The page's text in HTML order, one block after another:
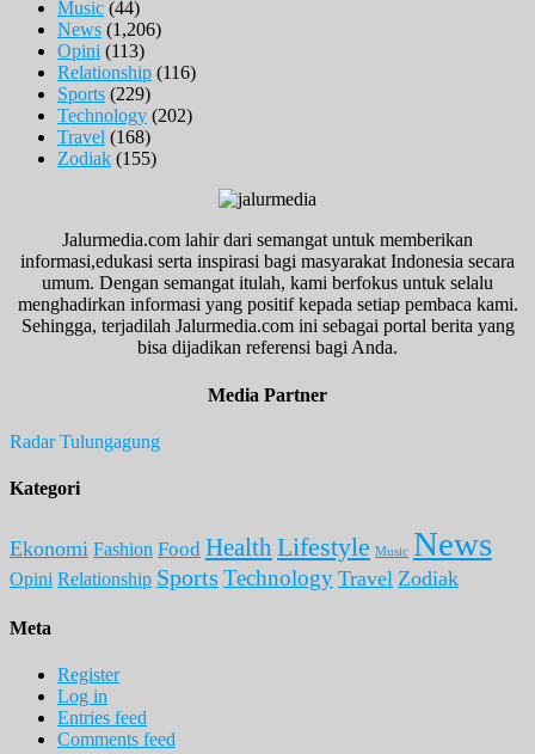
Music (44)
News (1,206)
Opini (113)
Relationship (116)
Sports (229)
Technology (202)
Travel (168)
Zodiak (155)
Jalurmedia.com lahir dari semangat untuk memberikan
informasi,edukasi serta inspirasi bagi masyarakat Indonesia secara
umum. Dengan semangat itulah, kami berfokus untuk selalu
menghadirkan informasi yang positif kepada setiap pembaca kami.
Sehingga, terjadilah Jalurmedia.com ini sebagai portal berita yang
bisa dijadikan referensi bagi Anda.
Media Partner
Radar Tulungagung
Kategori
Ekonomi Fashion Food Health Lifestyle Music News
Opini Relationship Sports Technology Travel Zodiak
Meta
Register
Log in
Entries feed
Comments feed